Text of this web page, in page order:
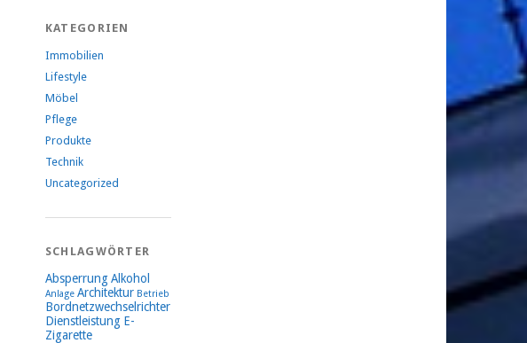
KATEGORIEN
Immobilien
Lifestyle
Möbel
Pflege
Produkte
Technik
Uncategorized
SCHLAGWÖRTER
AbsperrungAlkohol
Anlage Architektur Betrieb
Bordnetzwechselrichter
Dienstleistung E-
Zigarette